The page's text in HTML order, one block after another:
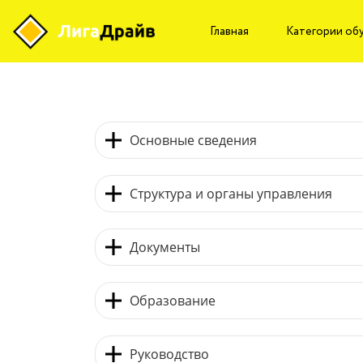
Главная Категории
Основные сведения
Структура и органы управления
Документы
Образование
Руководство